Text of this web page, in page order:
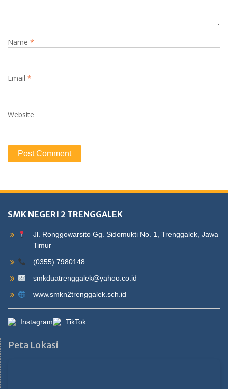
Name *
Email *
Website
SMK NEGERI 2 TRENGGALEK
Jl. Ronggowarsito Gg. Sidomukti No. 1, Trenggalek, Jawa
Timur
(0355) 7980148
smkduatrenggalek@yahoo.co.id
www.smkn2trenggalek.sch.id
Instagram TikTok
Peta Lokasi